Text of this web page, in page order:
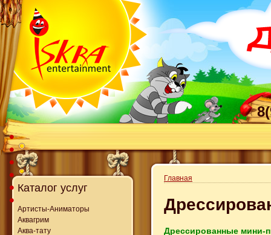
Каталог услуг
Артисты-Аниматоры
Аквагрим
Аква-тату
Главная
Дрессированные мини-